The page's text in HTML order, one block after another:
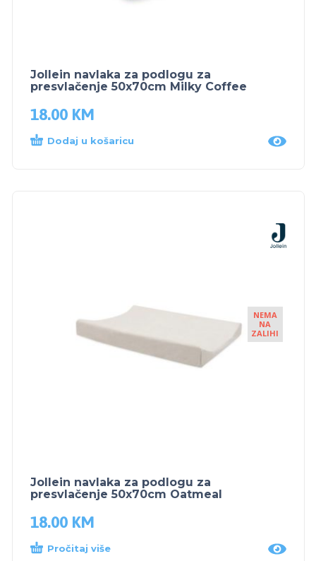
Jollein navlaka za podlogu za
presvlačenje 50x70cm Milky Coffee
18.00 KM
Dodaj u košaricu
NEMA
NA
ZALIHI
Jollein navlaka za podlogu za
presvlačenje 50x70cm Oatmeal
18.00 KM
Pročitaj više